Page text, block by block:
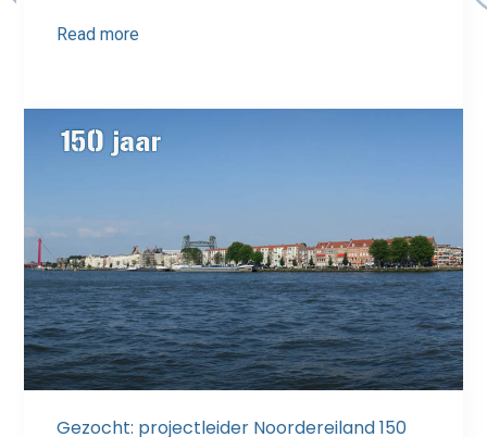
Read more
Gezocht: projectleider Noordereiland 150